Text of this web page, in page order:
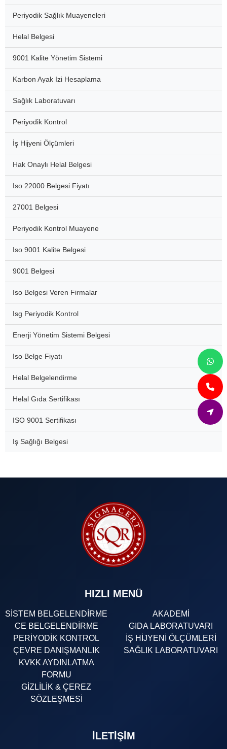
Periyodik Sağlık Muayeneleri
Helal Belgesi
9001 Kalite Yönetim Sistemi
Karbon Ayak Izi Hesaplama
Sağlık Laboratuvarı
Periyodik Kontrol
İş Hijyeni Ölçümleri
Hak Onaylı Helal Belgesi
Iso 22000 Belgesi Fiyatı
27001 Belgesi
Periyodik Kontrol Muayene
Iso 9001 Kalite Belgesi
9001 Belgesi
Iso Belgesi Veren Firmalar
Isg Periyodik Kontrol
Enerji Yönetim Sistemi Belgesi
Iso Belge Fiyatı
Helal Belgelendirme
Helal Gıda Sertifikası
ISO 9001 Sertifikası
Iş Sağlığı Belgesi
HIZLI MENÜ
SİSTEM BELGELENDİRME
CE BELGELENDİRME
PERİYODİK KONTROL
ÇEVRE DANIŞMANLIK
KVKK AYDINLATMA
FORMU
GİZLİLİK & ÇEREZ
SÖZLEŞMESİ
AKADEMİ
GIDA LABORATUVARI
İŞ HİJYENİ ÖLÇÜMLERİ
SAĞLIK LABORATUVARI
İLETIŞIM